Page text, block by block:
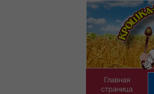
Главная
страница